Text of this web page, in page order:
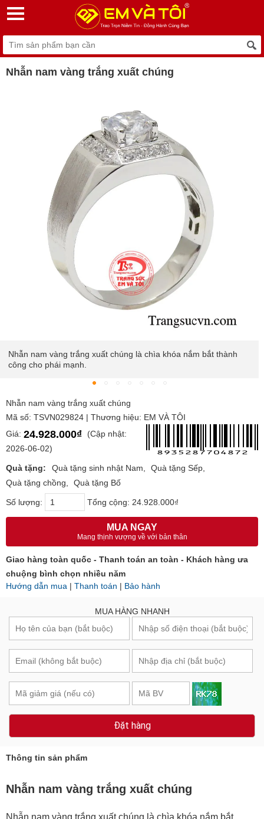
Nhẫn nam vàng trắng xuất chúng
Nhẫn nam vàng trắng xuất chúng là chìa khóa nắm bắt thành
công cho phái mạnh.
Nhẫn nam vàng trắng xuất chúng
Mã số: TSVN029824 | Thương hiệu: EM VÀ TÔI
Giá: 24.928.000₫
(Cập nhật:
2026-06-02)
Quà tặng: Quà tặng sinh nhật Nam
Quà tặng Sếp
Quà tặng chồng
Quà tặng Bố
Số lượng: Tổng cộng: 24.928.000₫
MUA NGAY
Mang thịnh vượng về với bản thân
Giao hàng toàn quốc - Thanh toán an toàn - Khách hàng ưa
chuộng bình chọn nhiều năm
Hướng dẫn mua | Thanh toán | Bảo hành
MUA HÀNG NHANH
Đặt hàng
Thông tin sản phẩm
Nhẫn nam vàng trắng xuất chúng
Nhẫn nam vàng trắng xuất chúng là chìa khóa nắm bắt